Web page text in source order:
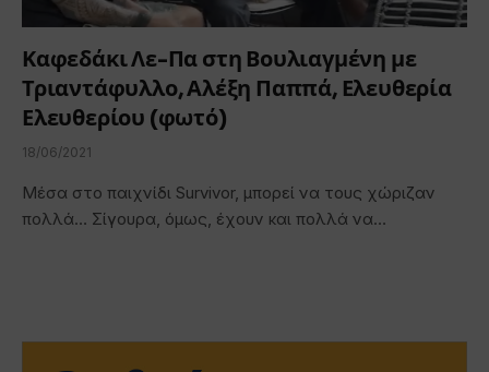
Καφεδάκι Λε-Πα στη Βουλιαγμένη με
Τριαντάφυλλο, Αλέξη Παππά, Ελευθερία
Ελευθερίου (φωτό)
18/06/2021
Μέσα στο παιχνίδι Survivor, μπορεί να τους χώριζαν
πολλά… Σίγουρα, όμως, έχουν και πολλά να…